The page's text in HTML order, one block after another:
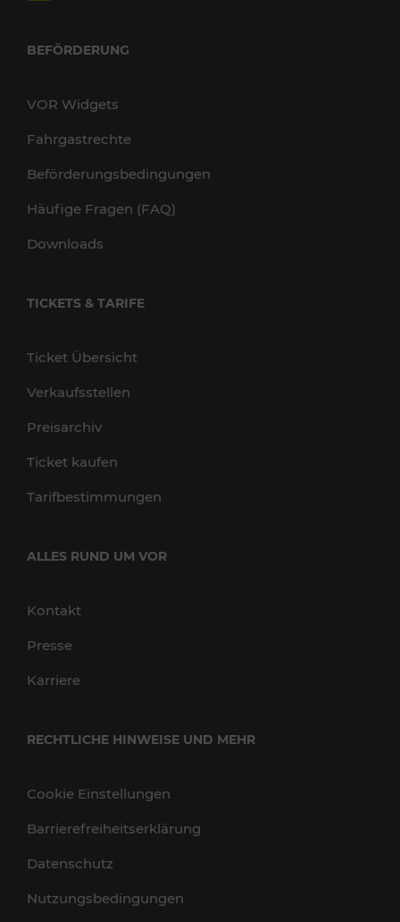
BEFÖRDERUNG
VOR Widgets
Fahrgastrechte
Beförderungsbedingungen
Häufige Fragen (FAQ)
Downloads
TICKETS & TARIFE
Ticket Übersicht
Verkaufsstellen
Preisarchiv
Ticket kaufen
Tarifbestimmungen
ALLES RUND UM VOR
Kontakt
Presse
Karriere
RECHTLICHE HINWEISE UND MEHR
Cookie Einstellungen
Barrierefreiheitserklärung
Datenschutz
Nutzungsbedingungen